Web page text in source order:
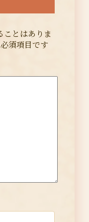
ことはありま
須項目です